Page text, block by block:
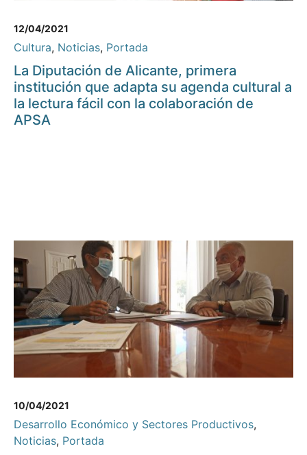
12/04/2021
Cultura, Noticias, Portada
La Diputación de Alicante, primera
institución que adapta su agenda cultural a
la lectura fácil con la colaboración de
APSA
10/04/2021
Desarrollo Económico y Sectores Productivos,
Noticias, Portada